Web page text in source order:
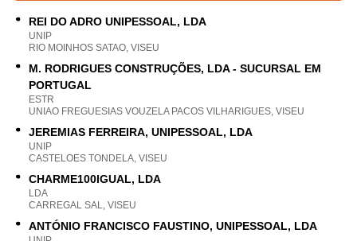
REI DO ADRO UNIPESSOAL, LDA
UNIP
RIO MOINHOS SATAO, VISEU
M. RODRIGUES CONSTRUÇÕES, LDA - SUCURSAL EM
PORTUGAL
ESTR
UNIAO FREGUESIAS VOUZELA PACOS VILHARIGUES, VISEU
JEREMIAS FERREIRA, UNIPESSOAL, LDA
UNIP
CASTELOES TONDELA, VISEU
CHARME100IGUAL, LDA
LDA
CARREGAL SAL, VISEU
ANTÓNIO FRANCISCO FAUSTINO, UNIPESSOAL, LDA